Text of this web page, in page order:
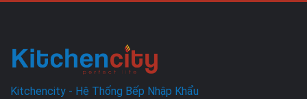
Kitchencity - Hệ Thống Bếp Nhập Khẩu